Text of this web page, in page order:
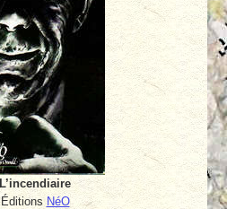
L’incendiaire
Éditions NéO